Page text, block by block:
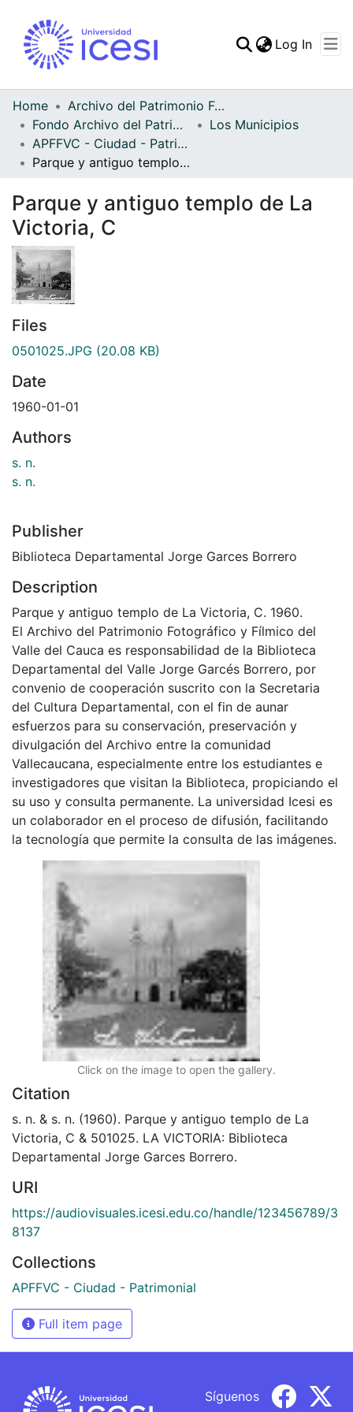
Statistics
Log In
Home
Archivo del Patrimonio Fotográfico y Fílmico del Valle del Cauca
Fondo Archivo del Patrimonio Fotográfico y Fílmico del Valle del Cauca
Los Municipios
APFFVC - Ciudad - Patrimonial
Parque y antiguo templo de La Victoria, C
Parque y antiguo templo de La
Victoria, C
Files
0501025.JPG (20.08 KB)
Date
1960-01-01
Authors
s. n.
s. n.
Publisher
Biblioteca Departamental Jorge Garces Borrero
Description
Parque y antiguo templo de La Victoria, C. 1960.
El Archivo del Patrimonio Fotográfico y Fílmico del
Valle del Cauca es responsabilidad de la Biblioteca
Departamental del Valle Jorge Garcés Borrero, por
convenio de cooperación suscrito con la Secretaria
del Cultura Departamental, con el fin de aunar
esfuerzos para su conservación, preservación y
divulgación del Archivo entre la comunidad
Vallecaucana, especialmente entre los estudiantes e
investigadores que visitan la Biblioteca, propiciando el
su uso y consulta permanente. La universidad Icesi es
un colaborador en el proceso de difusión, facilitando
la tecnología que permite la consulta de las imágenes.
Click on the image to open the gallery.
Citation
s. n. & s. n. (1960). Parque y antiguo templo de La
Victoria, C & 501025. LA VICTORIA: Biblioteca
Departamental Jorge Garces Borrero.
URI
https://audiovisuales.icesi.edu.co/handle/123456789/3
8137
Collections
APFFVC - Ciudad - Patrimonial
Full item page
Síguenos